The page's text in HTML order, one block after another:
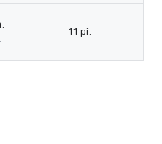
11 pi.